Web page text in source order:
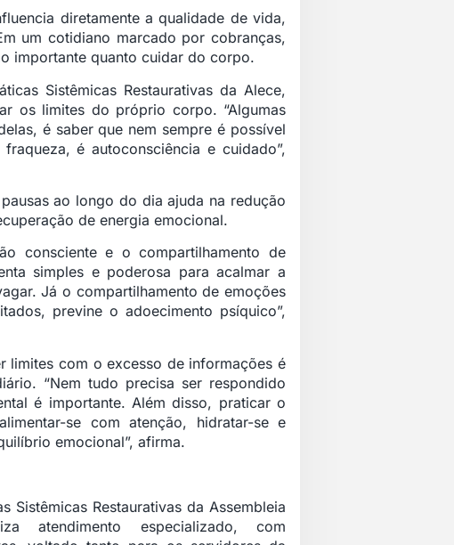
diretamente a qualidade de vida,
um cotidiano marcado por cobranças,
importante quanto cuidar do corpo.
Sistêmicas Restaurativas da Alece,
os limites do próprio corpo. “Algumas
é saber que nem sempre é possível
é autoconsciência e cuidado”,
ao longo do dia ajuda na redução
de energia emocional.
consciente e o compartilhamento de
simples e poderosa para acalmar a
Já o compartilhamento de emoções
previne o adoecimento psíquico”,
limites com o excesso de informações é
“Nem tudo precisa ser respondido
é importante. Além disso, praticar o
se com atenção, hidratar-se e
emocional”, afirma.
Sistêmicas Restaurativas da Assembleia
atendimento especializado, com